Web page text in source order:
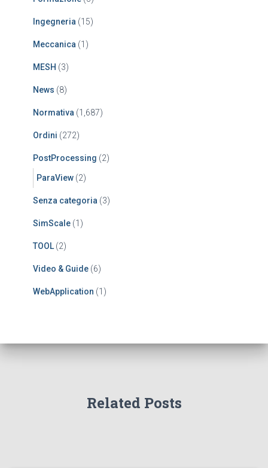
Ingegneria (15)
Meccanica (1)
MESH (3)
News (8)
Normativa (1,687)
Ordini (272)
PostProcessing (2)
ParaView (2)
Senza categoria (3)
SimScale (1)
TOOL (2)
Video & Guide (6)
WebApplication (1)
Related Posts